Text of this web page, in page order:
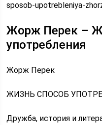
sposob-upotrebleniya-
Жорж Перек –
употребления
Жорж Перек
ЖИЗНЬ СПОСОБ
Дружба, история и